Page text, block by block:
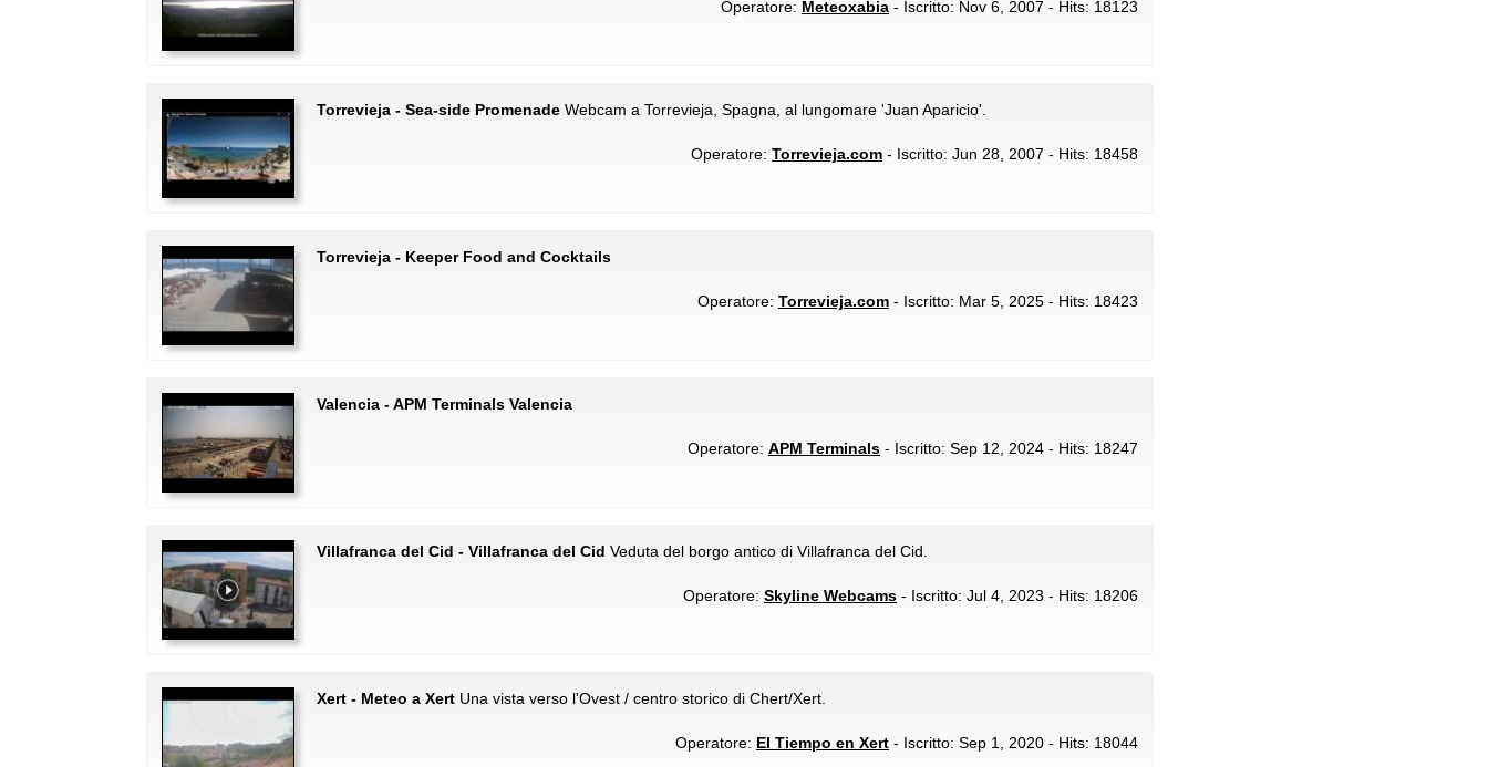
Operatore: Meteoxabia - Iscritto: Nov 6, 2007 - Hits: 18123
Torrevieja - Sea-side Promenade Webcam a Torrevieja, Spagna, al lungomare 'Juan Aparicio'.
Operatore: Torrevieja.com - Iscritto: Jun 28, 2007 - Hits: 18458
Torrevieja - Keeper Food and Cocktails
Operatore: Torrevieja.com - Iscritto: Mar 5, 2025 - Hits: 18423
Valencia - APM Terminals Valencia
Operatore: APM Terminals - Iscritto: Sep 12, 2024 - Hits: 18247
Villafranca del Cid - Villafranca del Cid Veduta del borgo antico di Villafranca del Cid.
Operatore: Skyline Webcams - Iscritto: Jul 4, 2023 - Hits: 18206
Xert - Meteo a Xert Una vista verso l'Ovest / centro storico di Chert/Xert.
Operatore: El Tiempo en Xert - Iscritto: Sep 1, 2020 - Hits: 18044